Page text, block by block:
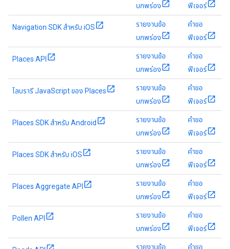
บกพร่อง
ฟีเจอร์
Navigation SDK สำหรับ iOS
รายงานข้อ
บกพร่อง
คำขอ
ฟีเจอร์
Places API
รายงานข้อ
บกพร่อง
คำขอ
ฟีเจอร์
ไลบรารี JavaScript ของ Places
รายงานข้อ
บกพร่อง
คำขอ
ฟีเจอร์
Places SDK สำหรับ Android
รายงานข้อ
บกพร่อง
คำขอ
ฟีเจอร์
Places SDK สำหรับ iOS
รายงานข้อ
บกพร่อง
คำขอ
ฟีเจอร์
Places Aggregate API
รายงานข้อ
บกพร่อง
คำขอ
ฟีเจอร์
Pollen API
รายงานข้อ
บกพร่อง
คำขอ
ฟีเจอร์
รายงานข้อ คำขอ